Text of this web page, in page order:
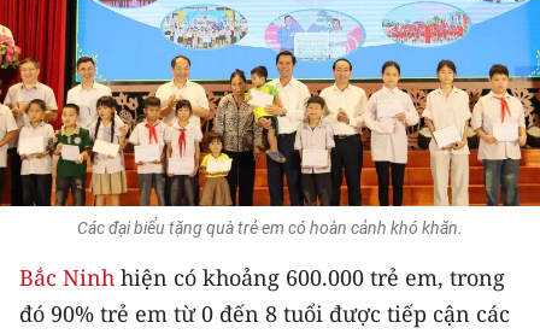
Y TẾ
KHOA HỌC - CÔNG NGHỆ
MÔI TRƯỜNG
BẠN ĐỌC
TRI THỨC CHUYÊN SÂU
Các đại biểu tặng quà trẻ em có hoàn cảnh khó khăn.
Bắc Ninh hiện có khoảng 600.000 trẻ em, trong
đó 90% trẻ em từ 0 đến 8 tuổi được tiếp cận các